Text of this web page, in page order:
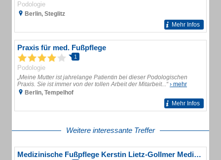
Podologie
Berlin, Steglitz
Mehr Infos
Praxis für med. Fußpflege
1
Podologie
„Meine Mutter ist jahrelange Patientin bei dieser Podologischen
Praxis. Sie ist immer von der tollen Arbeit der Mitarbeit...“› mehr
Berlin, Tempelhof
Mehr Infos
Weitere interessante Treffer
Medizinische Fußpflege Kerstin Lietz-Gollmer Medizinische Fußpflege